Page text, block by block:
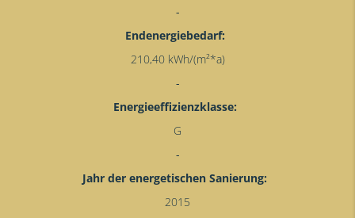
Endenergiebedarf:
210,40 kWh/(m²*a)
Energieeffizienzklasse:
G
Jahr der energetischen Sanierung:
2015